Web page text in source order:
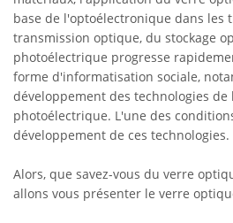
base de l'optoélectronique dans les
transmission optique, du stockage
photoélectrique progresse
forme d'informatisation sociale,
développement des technologies
photoélectrique. L'une des
développement de ces technologies.
Alors, que savez-vous du verre
allons vous présenter le verre